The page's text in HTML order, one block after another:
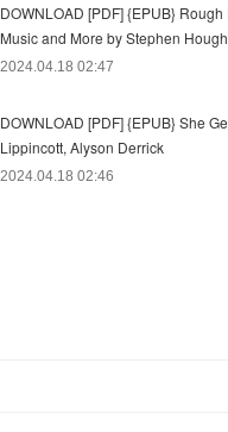
DOWNLOAD [PDF] {EPUB}
Music and More by Stephen Hough
2024.04.18 02:47
DOWNLOAD [PDF] {EPUB} She
Lippincott, Alyson Derrick
2024.04.18 02:46